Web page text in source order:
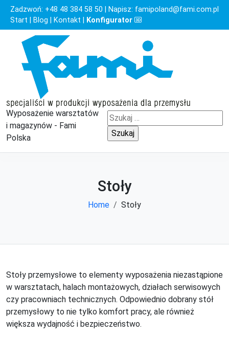
Zadzwoń: +48 48 384 58 50 | Napisz: famipoland@fami.com.pl
Start
Blog Kontakt Konfigurator
Wyposażenie warsztatów
i magazynów - Fami
Polska
Szukaj:
Stoły
Home Stoły
Stoły przemysłowe to elementy wyposażenia niezastąpione
w warsztatach, halach montażowych, działach serwisowych
czy pracowniach technicznych. Odpowiednio dobrany stół
przemysłowy to nie tylko komfort pracy, ale również
większa wydajność i bezpieczeństwo.